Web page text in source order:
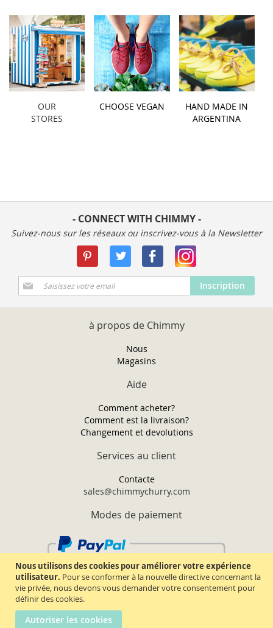
Nous utilisons des cookies pour améliorer votre expérience
utilisateur. Pour se conformer à la nouvelle directive concernant la
vie privée, nous devons vous demander votre consentement pour
définir des cookies.
Autoriser les cookies
OUR
STORES
CHOOSE VEGAN
HAND MADE IN
ARGENTINA
- CONNECT WITH CHIMMY -
Suivez-nous sur les réseaux ou inscrivez-vous à la Newsletter
Inscription
à
notre
Inscription
à propos de Chimmy
Nous
Magasins
Aide
Comment acheter?
Comment est la livraison?
Changement et devolutions
Services au client
Contacte
sales@chimmychurry.com
Modes de paiement
Chimmy Churry TM. Tous droits réservés.